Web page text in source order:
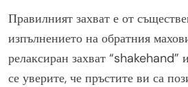
Правилният захват е от
изпълнението на обратния
релаксиран захват “shakehand”
се уверите, че пръстите ви са